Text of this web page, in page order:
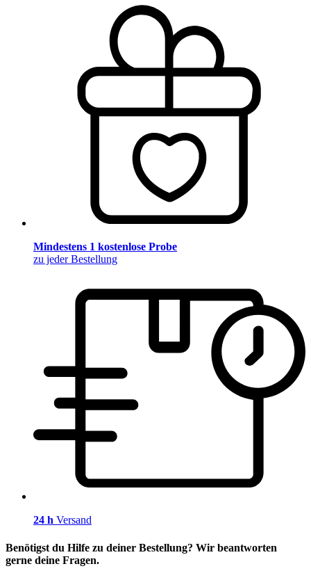
Mindestens 1 kostenlose Probe
zu jeder Bestellung
24 h Versand
Benötigst du Hilfe zu deiner Bestellung? Wir beantworten
gerne deine Fragen.